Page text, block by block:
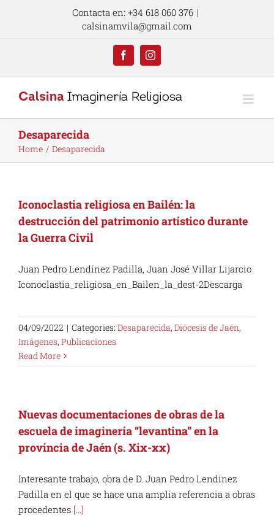
Contacta en: +34 618 060 376 |
calsinamvila@gmail.com
FacebookInstagram
Desaparecida
Home Desaparecida
Iconoclastia religiosa en Bailén: la
destrucción del patrimonio artístico durante
la Guerra Civil
Juan Pedro Lendínez Padilla, Juan José Villar Lijarcio
Iconoclastia_religiosa_en_Bailen_la_dest-2Descarga
04/09/2022 | Categories: Desaparecida, Diócesis de Jaén,
Imágenes, Publicaciones
Read More
Nuevas documentaciones de obras de la
escuela de imaginería “levantina” en la
provincia de Jaén (s. Xix-xx)
Interesante trabajo, obra de D. Juan Pedro Lendínez
Padilla en el que se hace una amplia referencia a obras
procedentes [...]